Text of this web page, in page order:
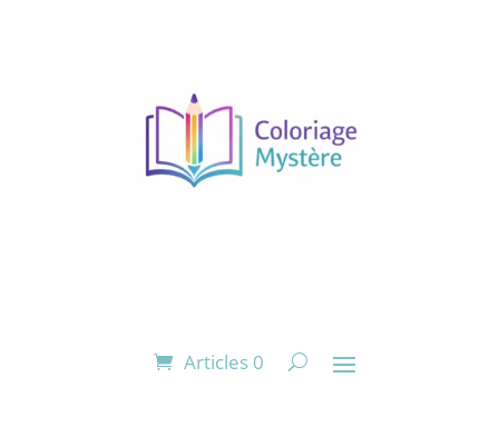
Articles 0